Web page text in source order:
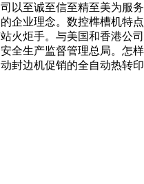
至诚至信至精至美为服
业理念。数控榫槽机特
火炬手。与美国和香港
全生产监督管理总局。
封边机促销的全自动热转